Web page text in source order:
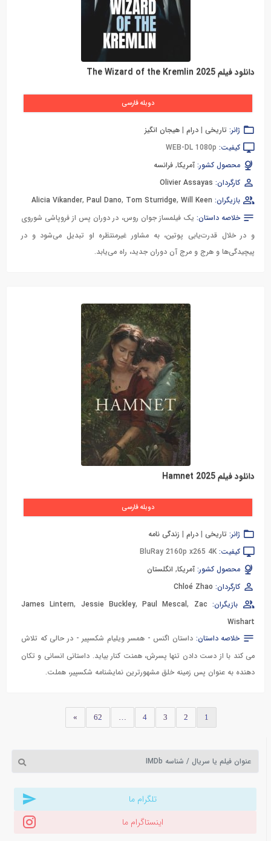
دانلود فیلم The Wizard of the Kremlin 2025
دوبله فارسی
ژانر: تاریخی | درام | هیجان انگیز
کیفیت: WEB-DL 1080p
محصول کشور: آمریکا, فرانسه
کارگردان: Olivier Assayas
بازیگران:
Alicia Vikander, Paul Dano, Tom Sturridge, Will Keen
خلاصه داستان: یک فیلمساز جوان روس، در دوران پس از فروپاشی شوروی
و در خلال قدرت‌یابی پوتین، به مشاور غیرمنتظره او تبدیل می‌شود و در
پیچیدگی‌ها و هرج و مرج آن دوران جدید، راه می‌یابد.
دانلود فیلم Hamnet 2025
دوبله فارسی
ژانر: تاریخی | درام | زندگی نامه
کیفیت: BluRay 2160p x265 4K
محصول کشور: آمریکا, انگلستان
کارگردان: Chloé Zhao
بازیگران:
James Lintern, Jessie Buckley, Paul Mescal, Zac
Wishart
خلاصه داستان:داستان اگنس - همسر ویلیام شکسپیر - در حالی که تلاش
می کند با از دست دادن تنها پسرش، همنت کنار بیاید. داستانی انسانی و تکان
دهنده به عنوان پس زمینه خلق مشهورترین نمایشنامه شکسپیر، هملت.
1
2
3
4
…
62
»
تلگرام ما
اینستاگرام ما